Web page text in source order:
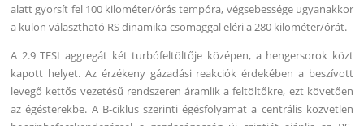
alatt gyorsít fel 100 kilométer/órás tempóra, végsebessége ugyanakkor
a külön választható RS dinamika-csomaggal eléri a 280 kilométer/órát.
A 2.9 TFSI aggregát két turbófeltöltője középen, a hengersorok közt
kapott helyet. Az érzékeny gázadási reakciók érdekében a beszívott
levegő kettős vezetésű rendszeren áramlik a feltöltőkre, ezt követően
az égésterekbe. A B-ciklus szerinti égésfolyamat a centrális közvetlen